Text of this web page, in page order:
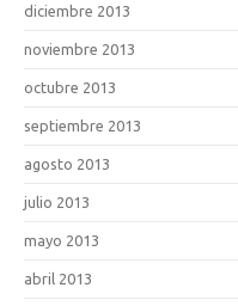
diciembre 2013
noviembre 2013
octubre 2013
septiembre 2013
agosto 2013
julio 2013
mayo 2013
abril 2013